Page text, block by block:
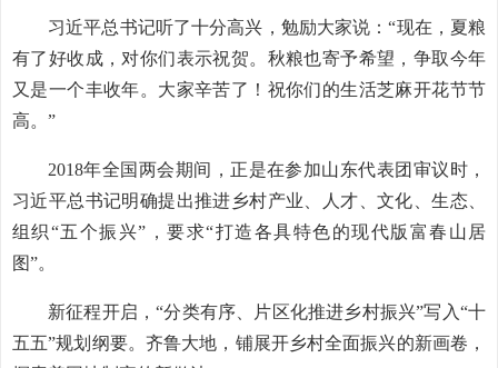
习近平总书记听了十分高兴，勉励大家说：“现在，夏粮
有了好收成，对你们表示祝贺。秋粮也寄予希望，争取今年
又是一个丰收年。大家辛苦了！祝你们的生活芝麻开花节节
高。”
2018年全国两会期间，正是在参加山东代表团审议时，
习近平总书记明确提出推进乡村产业、人才、文化、生态、
组织“五个振兴”，要求“打造各具特色的现代版富春山居
图”。
新征程开启，“分类有序、片区化推进乡村振兴”写入“十
五五”规划纲要。齐鲁大地，铺展开乡村全面振兴的新画卷，